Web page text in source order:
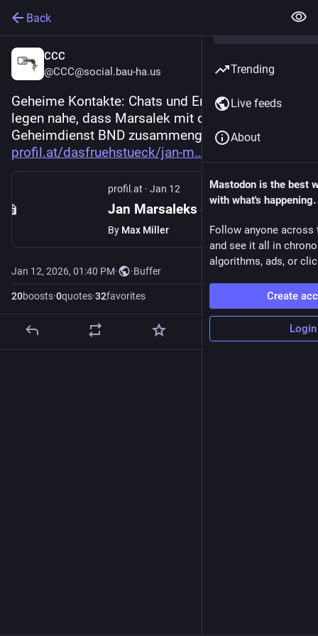
Back
CCC
@CCC@social.bau-ha.us
Geheime Kontakte: Chats und Ermittlungsakten
legen nahe, dass Marsalek mit dem deutschen
Geheimdienst BND zusammengearbeitet hat
profil.at/dasfruehstueck/jan-m
profil.at · Jan 12
Jan Marsaleks geheime Kontakte zum BND
By Max Miller
Jan 12, 2026, 01:40 PM· ·Buffer
20boosts·0quotes·32favorites
Trending
Live feeds
About
Mastodon is the best
with what's happening.
Follow anyone across
and see it all in
algorithms, ads, or
Create
Login